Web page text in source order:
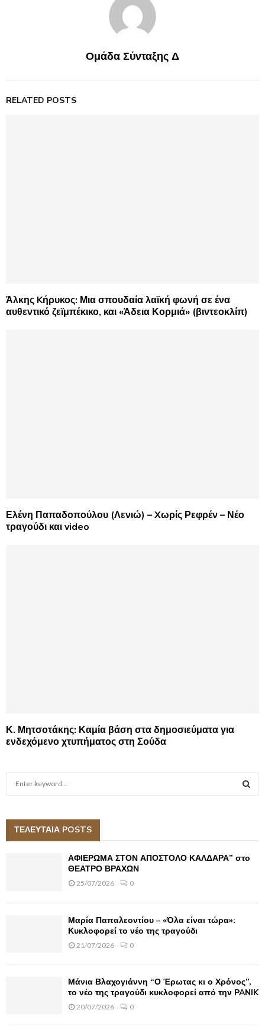
Ομάδα Σύνταξης Δ
RELATED POSTS
Άλκης Kήρυκος: Μια σπουδαία λαϊκή φωνή σε ένα
αυθεντικό ζεϊμπέκικο, και «Άδεια Κορμιά» (βιντεοκλίπ)
Ελένη Παπαδοπούλου (Λενιώ) – Xωρίς Ρεφρέν – Νέο
τραγούδι και video
Κ. Μητσοτάκης: Καμία βάση στα δημοσιεύματα για
ενδεχόμενο χτυπήματος στη Σούδα
h
A
ΤΕΛΕΥΤΑΙΑ POSTS
ΑΦΙΕΡΩΜΑ ΣΤΟΝ ΑΠΟΣΤΟΛΟ ΚΑΛΔΑΡΑ” στο
ΘΕΑΤΡΟ ΒΡΑΧΩΝ
25/07/2026 0
Μαρία Παπαλεοντίου – «Όλα είναι τώρα»:
Κυκλοφορεί το νέο της τραγούδι
21/07/2026 0
Μάνια Βλαχογιάννη “Ο Έρωτας κι ο Χρόνος”,
το νέο της τραγούδι κυκλοφορεί από την PANIK
20/07/2026 0